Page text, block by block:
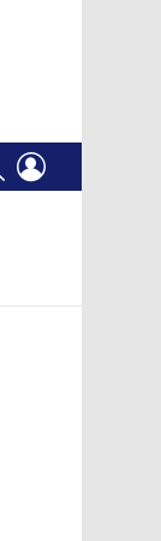
SEARCH